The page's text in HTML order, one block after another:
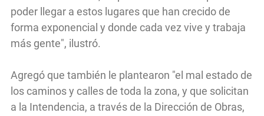
poder llegar a estos lugares que han crecido de
forma exponencial y donde cada vez vive y trabaja
más gente", ilustró.
Agregó que también le plantearon "el mal estado de
los caminos y calles de toda la zona, y que solicitan
a la Intendencia, a través de la Dirección de Obras,